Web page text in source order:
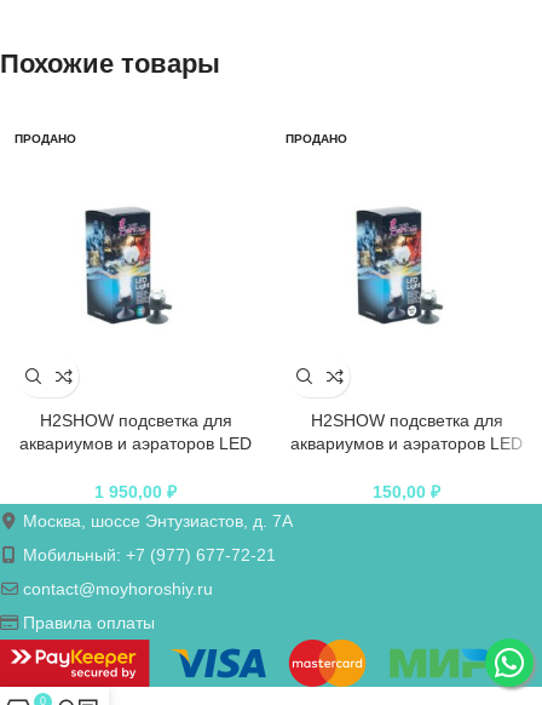
Похожие товары
ПРОДАНО
H2SHOW подсветка для
аквариумов и аэраторов LED
1 950,00 ₽
ПРОДАНО
H2SHOW подсветка для
аквариумов и аэраторов LED
150,00 ₽
Москва, шоссе Энтузиастов, д. 7А
Мобильный: +7 (977) 677-72-21
contact@moyhoroshiy.ru
Правила оплаты
0